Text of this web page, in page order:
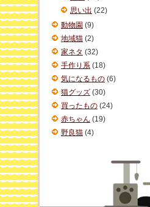
思い出 (22)
動物園 (9)
地域猫 (2)
家ネタ (32)
手作り系 (18)
気になるもの (6)
猫グッズ (30)
買ったもの (24)
赤ちゃん (19)
野良猫 (4)